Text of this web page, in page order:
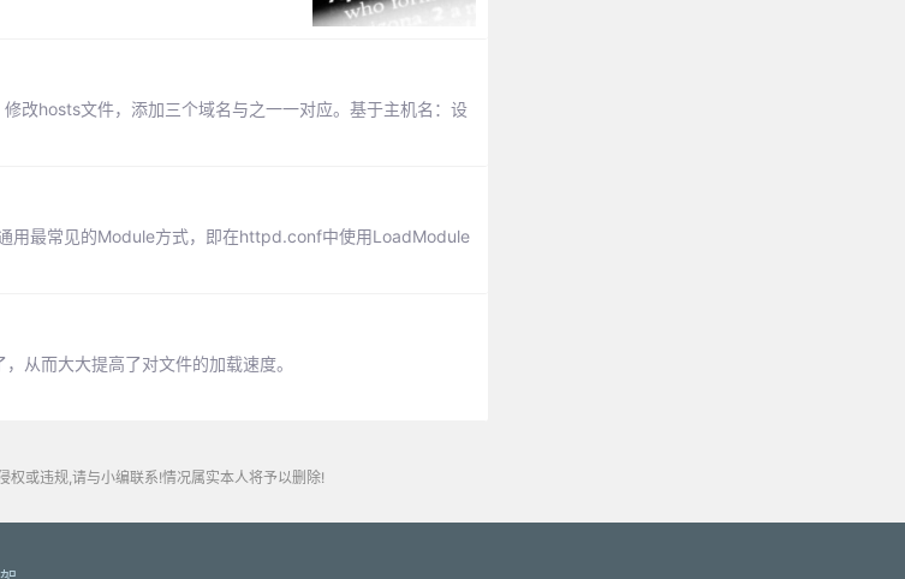
改hosts文件，添加三个域名与之一一对应。基于主机名：设
用最常见的Module方式，即在httpd.conf中使用LoadModule
从而大大提高了对文件的加载速度。
权或违规,请与小编联系!情况属实本人将予以删除!